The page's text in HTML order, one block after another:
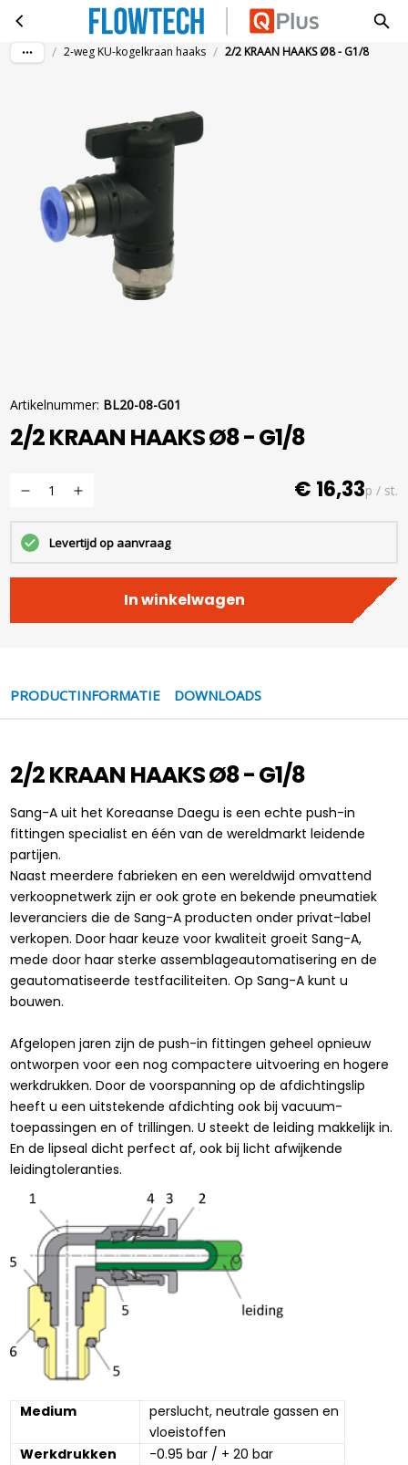
Ga naar hoofdinhoud2/2 KRAAN HAAKS Ø8 - G1/8
/ 2-weg KU-kogelkraan haaks / 2/2 KRAAN HAAKS Ø8 - G1/8
Artikelnummer: BL20-08-G01
2/2 KRAAN HAAKS Ø8 - G1/8
€ 16,33p / st.
Levertijd op aanvraag
In winkelwagen
PRODUCTINFORMATIE DOWNLOADS
2/2 KRAAN HAAKS Ø8 - G1/8
Sang-A uit het Koreaanse Daegu is een echte push-in
fittingen specialist en één van de wereldmarkt leidende
partijen.
Naast meerdere fabrieken en een wereldwijd omvattend
verkoopnetwerk zijn er ook grote en bekende pneumatiek
leveranciers die de Sang-A producten onder privat-label
verkopen. Door haar keuze voor kwaliteit groeit Sang-A,
mede door haar sterke assemblageautomatisering en de
geautomatiseerde testfaciliteiten. Op Sang-A kunt u
bouwen.
Afgelopen jaren zijn de push-in fittingen geheel opnieuw
ontworpen voor een nog compactere uitvoering en hogere
werkdrukken. Door de voorspanning op de afdichtingslip
heeft u een uitstekende afdichting ook bij vacuum-
toepassingen en of trillingen. U steekt de leiding makkelijk in.
En de lipseal dicht perfect af, ook bij licht afwijkende
leidingtoleranties.
Medium
perslucht, neutrale gassen en
vloeistoffen
Werkdrukken
-0.95 bar / + 20 bar